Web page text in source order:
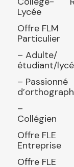
Lycée
Offre FLM
Particulier
– Adulte/
étudiant/
– Passionné
–
Collégien
Offre FLE
Entreprise
Offre FLE